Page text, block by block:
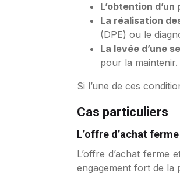
L’obtention
La réalisation
(DPE) ou le
La levée d’une
pour la maintenir.
Si l’une de ces
Cas particuliers
L’offre d’achat
L’offre d’achat ferme
engagement fort de la